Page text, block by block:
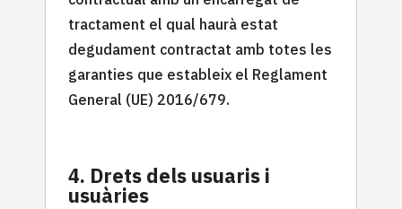
tractament el qual haurà estat
degudament contractat amb totes les
garanties que estableix el Reglament
General (UE) 2016/679.
4. Drets dels usuaris i
usuàries